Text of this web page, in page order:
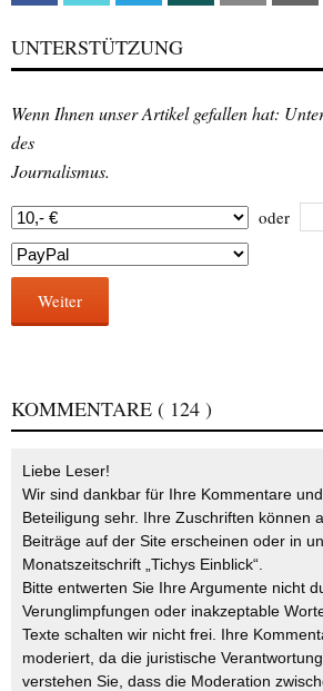
UNTERSTÜTZUNG
Wenn Ihnen unser Artikel gefallen hat:
des
Journalismus.
oder
Weiter
KOMMENTARE ( 124 )
Liebe Leser!
Wir sind dankbar für Ihre Kommentare
Beteiligung sehr. Ihre Zuschriften können
Beiträge auf der Site erscheinen oder in
Monatszeitschrift „Tichys Einblick“.
Bitte entwerten Sie Ihre Argumente nicht
Verunglimpfungen oder inakzeptable
Texte schalten wir nicht frei. Ihre
moderiert, da die juristische
verstehen Sie, dass die Moderation